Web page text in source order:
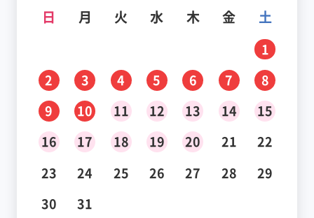
日 月 火 水 木 金 土
1
2
3 4 5 6 7
8
9
10 11 12 13 14
15
16
17 18 19 20 21
22
23
24 25 26 27 28
29
30
31